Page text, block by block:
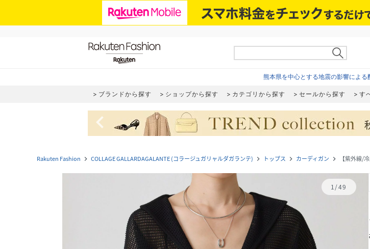
熊本県を中心とする地震の影響による
ブランドから探す ショップから探す カテゴリから探す セールから探す す
navigate_before
Rakuten Fashion navigate_next COLLAGE GALLARDAGALANTE (コラージュガリャルダガランテ) navigate_next トップス navigate_next カーディガン navigate_next 【紫外線/
1/49